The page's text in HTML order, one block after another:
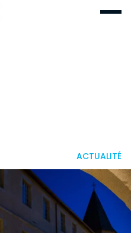
ACTUALITÉ